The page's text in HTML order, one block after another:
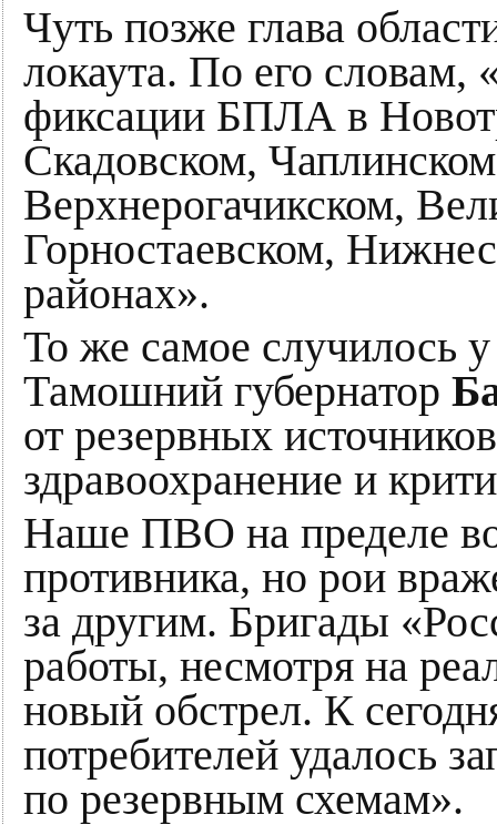
Чуть позже глава
локаута. По его словам,
фиксации БПЛА в
Скадовском,
Верхнерогачикском,
Горностаевском,
районах».
То же самое случилось
Тамошний губернатор
от резервных
здравоохранение и
Наше ПВО на пределе
противника, но рои
за другим. Бригады
работы, несмотря на
новый обстрел. К
потребителей удалось
по резервным схемам».